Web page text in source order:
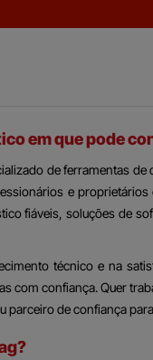
em que pode
de ferramentas
e
fiáveis, soluções de
técnico e na
com confiança. Quer
parceiro de confiança